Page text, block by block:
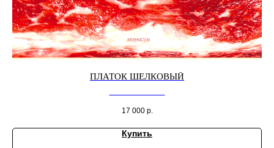
ПЛАТОК ШЕЛКОВЫЙ
17 000 р.
Купить